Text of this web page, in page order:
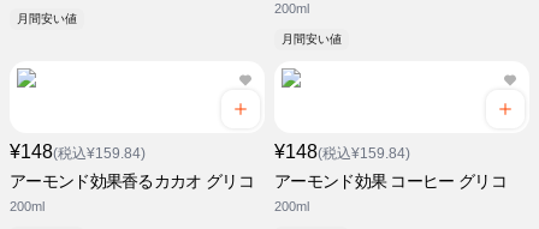
月間安い値
200ml
月間安い値
¥148(税込¥159.84)
アーモンド効果香るカカオ グリコ
200ml
¥148(税込¥159.84)
アーモンド効果 コーヒー グリコ
200ml